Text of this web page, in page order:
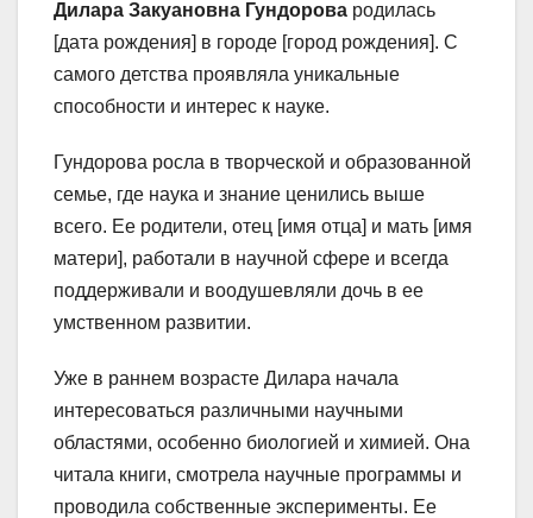
Дилара Закуановна Гундорова родилась
[дата рождения] в городе [город рождения]. С
самого детства проявляла уникальные
способности и интерес к науке.
Гундорова росла в творческой и образованной
семье, где наука и знание ценились выше
всего. Ее родители, отец [имя отца] и мать [имя
матери], работали в научной сфере и всегда
поддерживали и воодушевляли дочь в ее
умственном развитии.
Уже в раннем возрасте Дилара начала
интересоваться различными научными
областями, особенно биологией и химией. Она
читала книги, смотрела научные программы и
проводила собственные эксперименты. Ее